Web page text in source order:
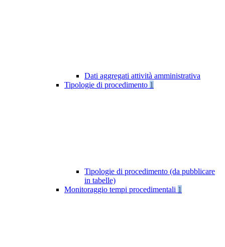
Dati aggregati attività amministrativa
Tipologie di procedimento 1
Tipologie di procedimento (da pubblicare
in tabelle)
Monitoraggio tempi procedimentali 1